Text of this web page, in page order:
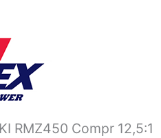
RMZ450 Compr 12,5:1